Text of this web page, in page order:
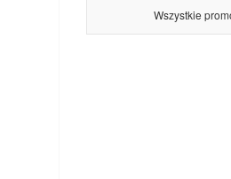
Wszystkie